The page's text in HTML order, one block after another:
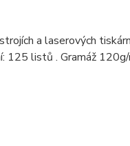
a laserových
125 listů . Gramáž